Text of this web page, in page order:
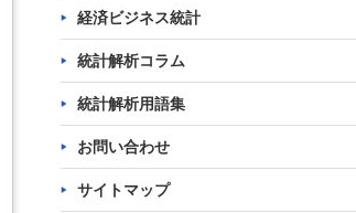
経済ビジネス統計
統計解析コラム
統計解析用語集
お問い合わせ
サイトマップ